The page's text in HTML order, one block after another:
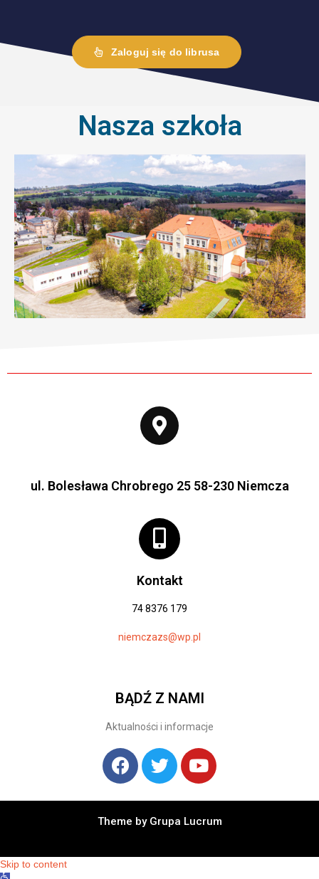
Zaloguj się do librusa
Nasza szkoła
ul. Bolesława Chrobrego 25 58-230 Niemcza
Kontakt
74 8376 179
niemczazs@wp.pl
BĄDŹ Z NAMI
Aktualności i informacje
Theme by Grupa Lucrum
Skip to content